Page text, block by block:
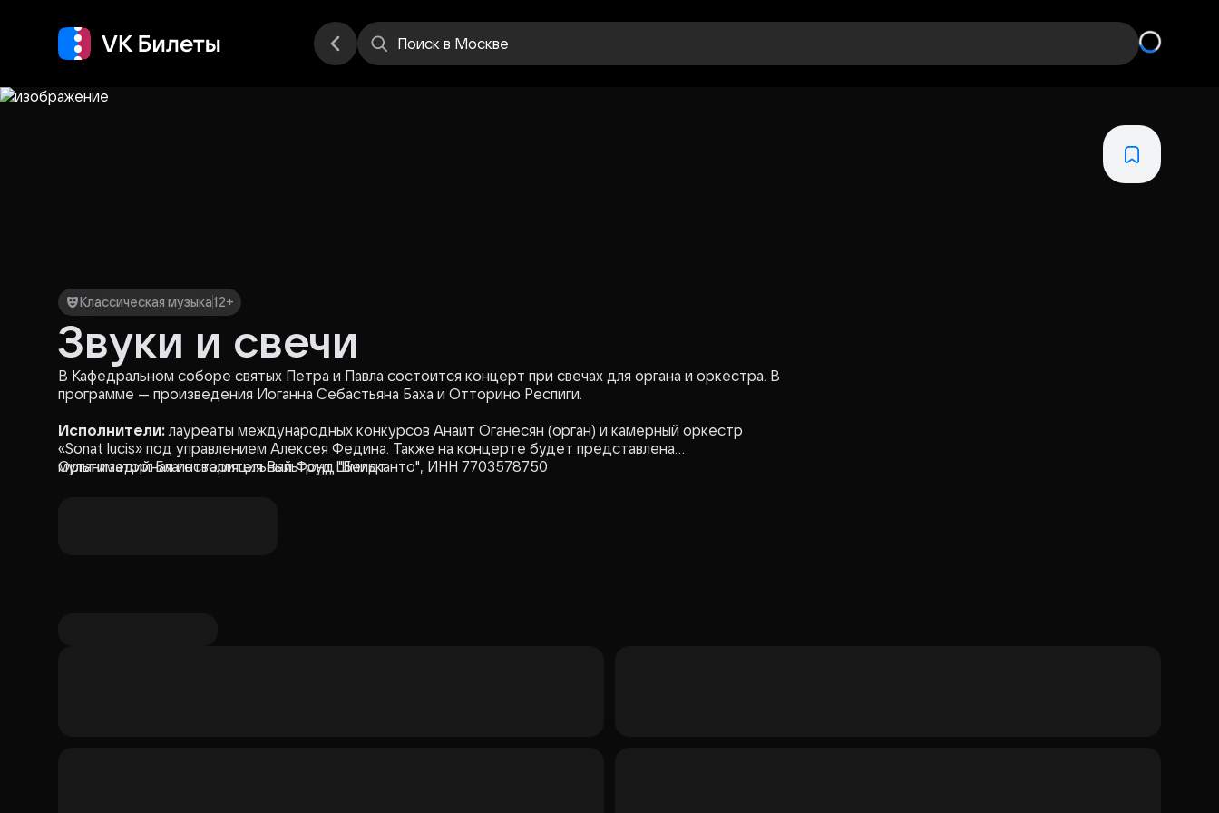
Поиск в Москве
Классическая музыка12+
Звуки и свечи
В Кафедральном соборе святых Петра и Павла состоится концерт при свечах для органа и оркестра. В
программе — произведения Иоганна Себастьяна Баха и Отторино Респиги.
Исполнители:лауреаты международных конкурсов Анаит Оганесян (орган) и камерный оркестр
«Sonat lucis» под управлением Алексея Федина. Также на концерте будет представлена
мультимедийная инсталляция Вальтруд Шмидт.
Организатор: Благотворительный Фонд "Бельканто", ИНН 7703578750